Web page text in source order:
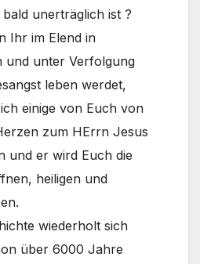
bald unerträglich ist ?
Ihr im Elend in
und unter Verfolgung
leben werdet,
einige von Euch von
zum HErrn Jesus
und er wird Euch die
heiligen und
wiederholt sich
über 6000 Jahre